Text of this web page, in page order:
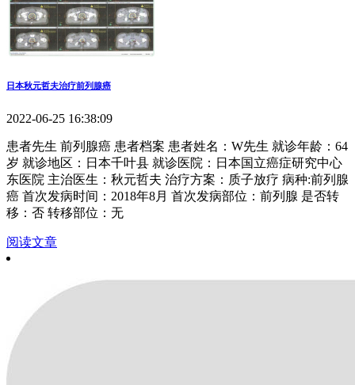
日本秋元哲夫治疗前列腺癌
2022-06-25 16:38:09
患者先生 前列腺癌 患者档案 患者姓名：W先生 就诊年龄：64
岁 就诊地区：日本千叶县 就诊医院：日本国立癌症研究中心
东医院 主治医生：秋元哲夫 治疗方案：质子放疗 病种:前列腺
癌 首次发病时间：2018年8月 首次发病部位：前列腺 是否转
移：否 转移部位：无
阅读文章